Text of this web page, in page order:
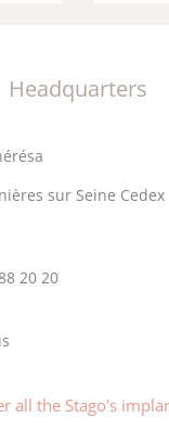
Headquarters
sur Seine Cedex
20 20
all the Stago's